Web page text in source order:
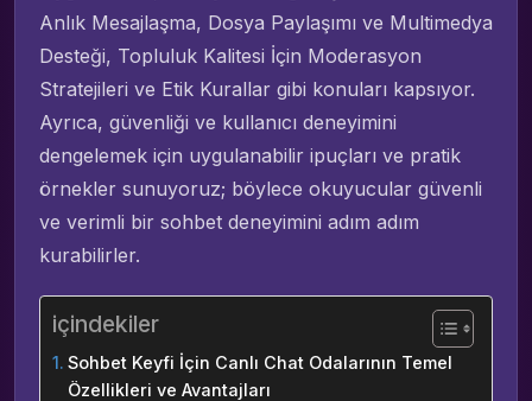
Anlık Mesajlaşma, Dosya Paylaşımı ve Multimedya
Desteği, Topluluk Kalitesi İçin Moderasyon
Stratejileri ve Etik Kurallar gibi konuları kapsıyor.
Ayrıca, güvenliği ve kullanıcı deneyimini
dengelemek için uygulanabilir ipuçları ve pratik
örnekler sunuyoruz; böylece okuyucular güvenli
ve verimli bir sohbet deneyimini adım adım
kurabilirler.
içindekiler
Sohbet Keyfi İçin Canlı Chat Odalarının Temel
Özellikleri ve Avantajları